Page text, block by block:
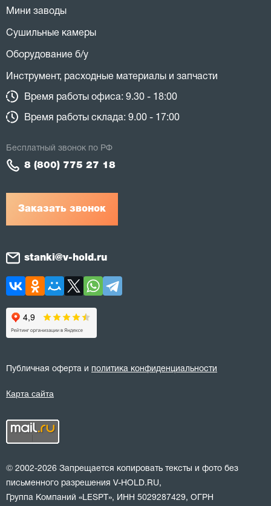
Мини заводы
Сушильные камеры
Оборудование б/у
Инструмент, расходные материалы и запчасти
Время работы офиса: 9.30 - 18:00
Время работы склада: 9.00 - 17:00
Заказать звонок
Бесплатный звонок по РФ
8 (800) 775 27 18
stanki@v-hold.ru
Публичная оферта и политика конфиденциальности
Карта сайта
© 2002-2026 Запрещается копировать тексты и фото без
письменного разрешения V-HOLD.RU,
Группа Компаний «LESPT», ИНН 5029287429, ОГРН